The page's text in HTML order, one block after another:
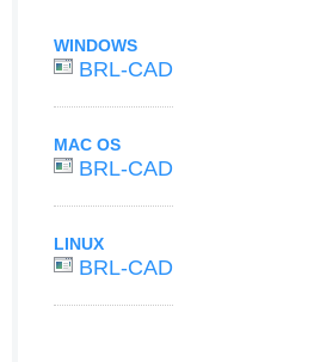
WINDOWS
BRL-CAD
MAC OS
BRL-CAD
LINUX
BRL-CAD